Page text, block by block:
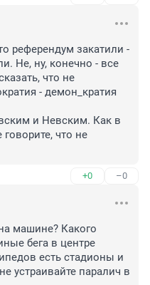
референдум закатили -
Не, ну, конечно - все
что не
- демон_кратия
и Невским. Как в
что не
+0 –0
машине? Какого
бега в центре
есть стадионы и
устраивайте паралич в